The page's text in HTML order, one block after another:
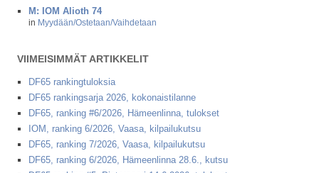
M: IOM Alioth 74
in Myydään/Ostetaan/Vaihdetaan
VIIMEISIMMÄT ARTIKKELIT
DF65 rankingtuloksia
DF65 rankingsarja 2026, kokonaistilanne
DF65, ranking #6/2026, Hämeenlinna, tulokset
IOM, ranking 6/2026, Vaasa, kilpailukutsu
DF65, ranking 7/2026, Vaasa, kilpailukutsu
DF65, ranking 6/2026, Hämeenlinna 28.6., kutsu